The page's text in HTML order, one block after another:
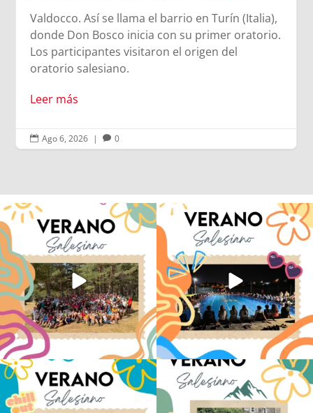
Valdocco. Así se llama el barrio en Turín (Italia),
donde Don Bosco inicia con su primer oratorio.
Los participantes visitaron el origen del
oratorio salesiano.
Leer más
 Ago 6, 2026 |  0
Quintanar ha reunido a los Centro
Juveniles de ...
81 1
Volvemos con el corazón bien llenito de
ADOS ...
34
Los alumnos de 6º de Primaria, 1º y 2º
de la ESO...
147 2
La diversión y la alegría también se han
sentido...
98 0